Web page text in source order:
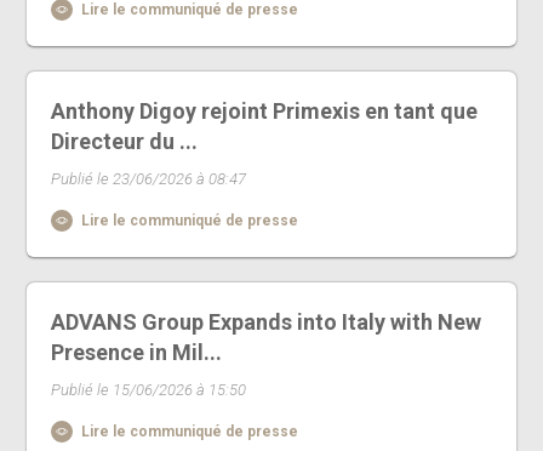
Lire le communiqué de presse
Anthony Digoy rejoint Primexis en tant que
Directeur du ...
Publié le 23/06/2026 à 08:47
Lire le communiqué de presse
ADVANS Group Expands into Italy with New
Presence in Mil...
Publié le 15/06/2026 à 15:50
Lire le communiqué de presse